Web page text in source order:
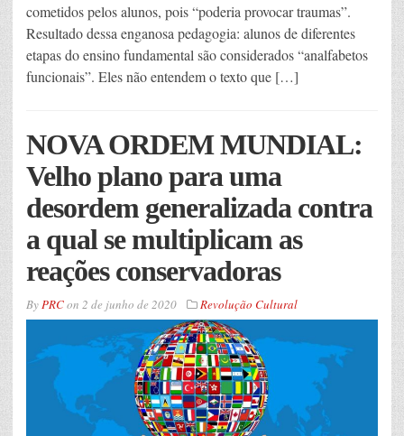
cometidos pelos alunos, pois “poderia provocar traumas”.
Resultado dessa enganosa pedagogia: alunos de diferentes
etapas do ensino fundamental são considerados “analfabetos
funcionais”. Eles não entendem o texto que […]
NOVA ORDEM MUNDIAL:
Velho plano para uma
desordem generalizada contra
a qual se multiplicam as
reações conservadoras
ByPRCon 2 de junho de 2020 Revolução Cultural